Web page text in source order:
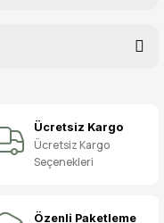
Ücretsiz Kargo
Ücretsiz Kargo
Seçenekleri
Özenli Paketleme